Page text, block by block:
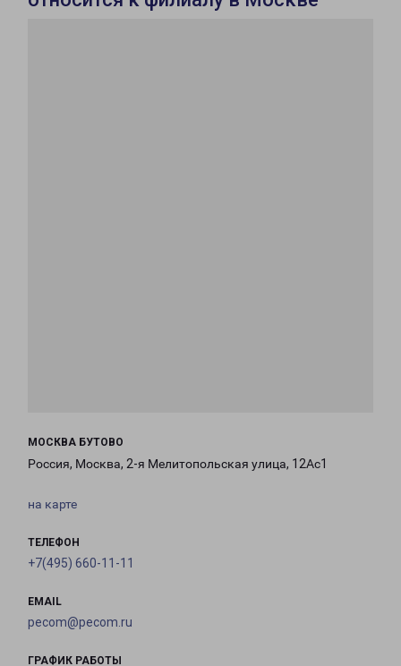
МОСКВА БУТОВО
Россия, Москва, 2-я Мелитопольская улица, 12Ас1
на карте
ТЕЛЕФОН
+7(495) 660-11-11
EMAIL
pecom@pecom.ru
ГРАФИК РАБОТЫ